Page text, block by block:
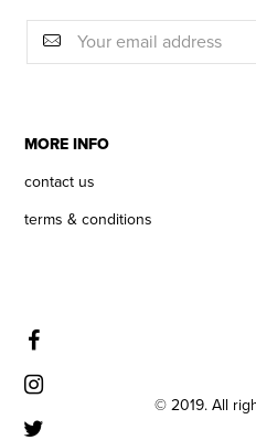
MORE INFO
contact us
terms & conditions
© 2019. All